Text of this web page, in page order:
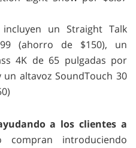
un Straight Talk
(ahorro de $150), un
4K de 65 pulgadas por
altavoz SoundTouch 30
a los clientes a
compran introduciendo